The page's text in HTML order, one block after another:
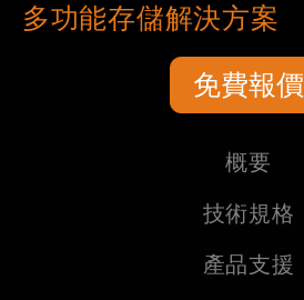
多功能存儲解決方案
免費報價
概要
技術規格
產品支援